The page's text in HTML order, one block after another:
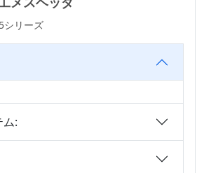
シ
ッ
ッダ
ク
シリーズ
ム: